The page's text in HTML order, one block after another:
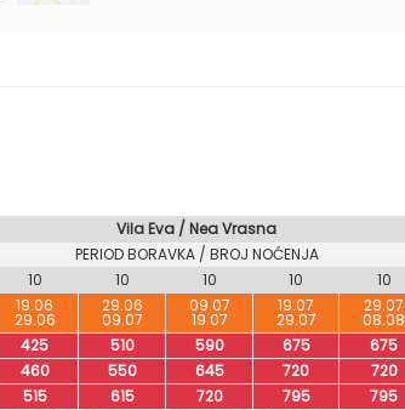
Vila Eva / Nea Vrasna
PERIOD BORAVKA / BROJ NOĆENJA
10 10 10 10 10
19.06
29.06
29.06
09.07
09.07
19.07
19.07
29.07
29.07
08.08
425 510 590 675 675
460 550 645 720 720
515 615 720 795 795